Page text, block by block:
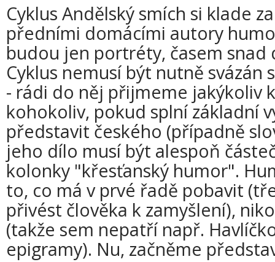
Cyklus Andělský smích si klade
předními domácími autory
budou jen portréty, časem snad
Cyklus nemusí být nutně svázán
- rádi do něj přijmeme jakýkoliv
kohokoliv, pokud splní základní
představit českého (případně
jeho dílo musí být alespoň
kolonky "křesťanský humor".
to, co má v prvé řadě pobavit
přivést člověka k zamyšlení),
(takže sem nepatří např.
epigramy). Nu, začněme